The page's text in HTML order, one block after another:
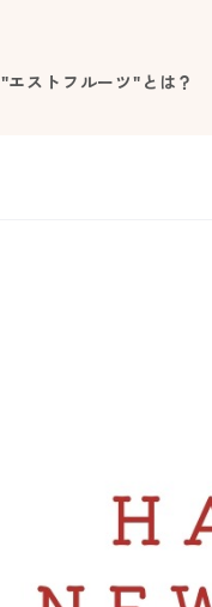
"エストフルーツ"とは？